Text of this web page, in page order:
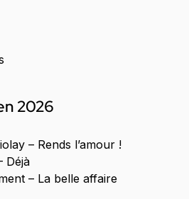
2026
– Rends l’amour !
Déjà
– La belle affaire